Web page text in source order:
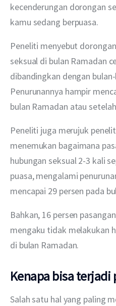
kecenderungan dorongan
kamu sedang berpuasa.
Peneliti menyebut
seksual di bulan Ramadan
dibandingkan dengan
Penurunannya hampir
bulan Ramadan atau
Peneliti juga merujuk
menemukan bagaimana
hubungan seksual 2-3 kali
puasa, mengalami
mencapai 29 persen pada
Bahkan, 16 persen
mengaku tidak melakukan
di bulan Ramadan.
Kenapa bisa terjadi
Salah satu hal yang paling